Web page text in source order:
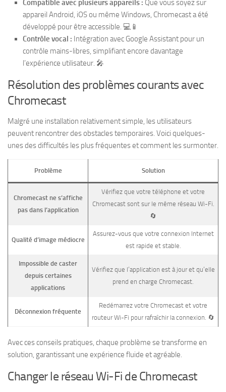
Compatible avec plusieurs appareils : Que vous soyez sur
appareil Android, iOS ou même Windows, Chromecast a été
développé pour être accessible. 💻📱
Contrôle vocal : Intégration avec Google Assistant pour un
contrôle mains-libres, simplifiant encore davantage
l’expérience utilisateur. 🎤
Résolution des problèmes courants avec
Chromecast
Malgré une installation relativement simple, les utilisateurs
peuvent rencontrer des obstacles temporaires. Voici quelques-
unes des difficultés les plus fréquentes et comment les surmonter.
Problème Solution
Chromecast ne s’affiche
pas dans l’application
Vérifiez que votre téléphone et votre
Chromecast sont sur le même réseau Wi-Fi.
🔄
Qualité d’image médiocre
Assurez-vous que votre connexion Internet
est rapide et stable.
Impossible de caster
depuis certaines
applications
Vérifiez que l’application est à jour et qu’elle
prend en charge Chromecast.
Déconnexion fréquente
Redémarrez votre Chromecast et votre
routeur Wi-Fi pour rafraîchir la connexion. 🔄
Avec ces conseils pratiques, chaque problème se transforme en
solution, garantissant une expérience fluide et agréable.
Changer le réseau Wi-Fi de Chromecast